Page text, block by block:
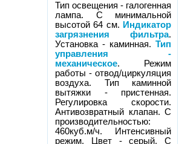
Тип освещения - галогенная
лампа. С минимальной
высотой 64 см. Индикатор
загрязнения фильтра.
Установка - каминная.Тип
управления -
механическое. Режим
работы - отвод/циркуляция
воздуха. Тип каминной
вытяжки - пристенная.
Регулировка скорости.
Антивозвратный клапан. С
производительностью:
460куб.м/ч. Интенсивный
режим. Цвет - серый. С